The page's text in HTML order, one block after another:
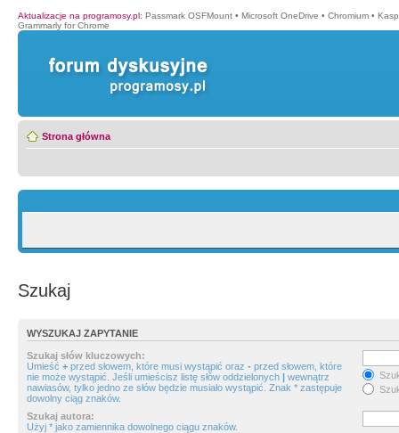
Aktualizacje na programosy.pl: Passmark OSFMount • Microsoft OneDrive • Chromium •
Grammarly for Chrome
Strona główna
Szukaj
WYSZUKAJ ZAPYTANIE
Szukaj słów kluczowych:
Umieść + przed słowem, które musi wystąpić oraz - przed słowem, które
nie może wystąpić. Jeśli umieścisz listę słów oddzielonych | wewnątrz
nawiasów, tylko jedno ze słów będzie musiało wystąpić. Znak * zastępuje
dowolny ciąg znaków.
Szukaj autora:
Użyj * jako zamiennika dowolnego ciągu znaków.